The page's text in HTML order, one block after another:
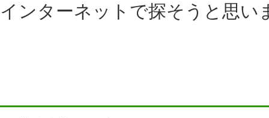
インターネットで探そうと思い